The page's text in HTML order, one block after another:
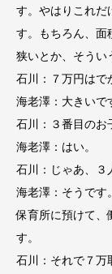
す。やはりこれだ
す。もちろん、面
狭いとか、そうい
石川：７万円はで
海老澤：大きいで
石川：３番目のお
海老澤：はい。
石川：じゃあ、３
海老澤：そうです
保育所に預けて、
す。
石川：それで７万